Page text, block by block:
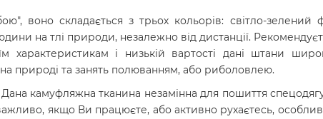
воно складається з трьох кольорів: світло-
на тлі природи, незалежно від дистанції.
і низькій вартості дані штани
на природі та занять полюванням, або риболовлею.
камуфляжна тканина незамінна для пошиття
якщо Ви працюєте, або активно рухаєтесь,